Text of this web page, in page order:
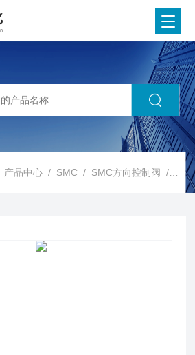
产品中心 / SMC / SMC方向控制阀 / SMC代理SMC气控阀 双手操作用控制阀 VR51